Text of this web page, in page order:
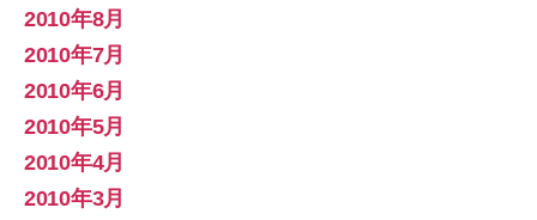
2010年8月
2010年7月
2010年6月
2010年5月
2010年4月
2010年3月